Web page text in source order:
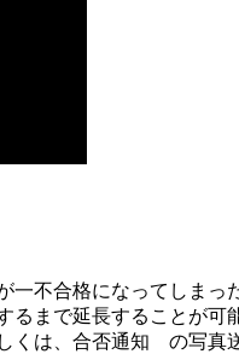
一不合格になってしまっ
るまで延長することが可
くは、合否通知 の写